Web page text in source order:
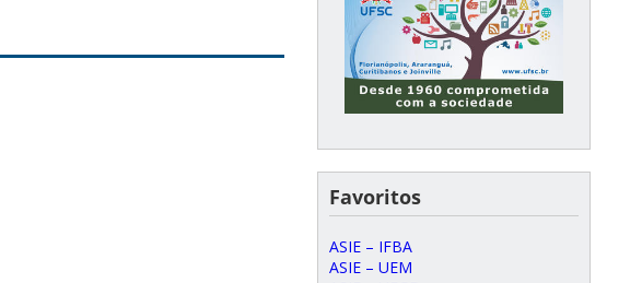
Favoritos
ASIE – IFBA
ASIE – UEM